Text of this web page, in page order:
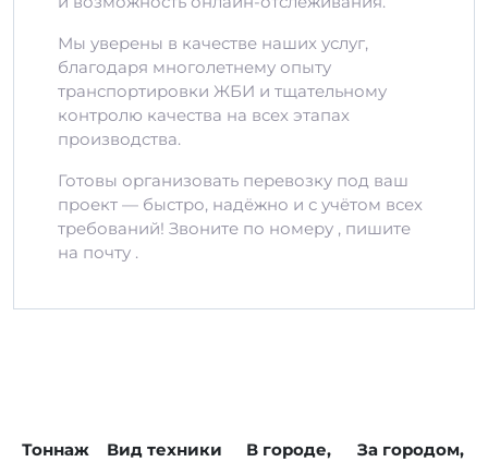
Мы уверены в качестве наших услуг,
благодаря многолетнему опыту
транспортировки ЖБИ и тщательному
контролю качества на всех этапах
производства.
Готовы организовать перевозку под ваш
проект — быстро, надёжно и с учётом всех
требований! Звоните по номеру , пишите
на почту .
Тоннаж Вид техники
В городе,
За городом,